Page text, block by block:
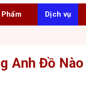
Dịch vụ
Anh Đồ Nào